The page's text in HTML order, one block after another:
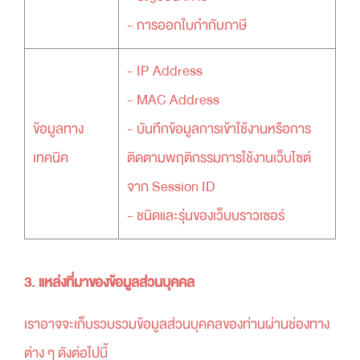
- การออกใบกำกับภาษี
ข้อมูลทาง
เทคนิค
- IP Address
- MAC Address
- บันทึกข้อมูลการเข้าใช้งานหรือการ
ติดตามพฤติกรรมการใช้งานเว็บไซต์
จาก Session ID
- ชนิดและรุ่นของเว็บบราวเซอร์
3. แหล่งที่มาของข้อมูลส่วนบุคคล
เราอาจจะเก็บรวบรวมข้อมูลส่วนบุคคลของท่านผ่านช่องทาง
ต่าง ๆ ดังต่อไปนี้